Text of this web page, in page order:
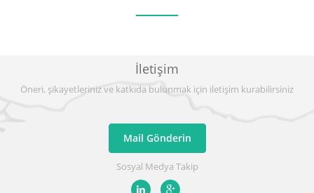
İletişim
Öneri, şikayetleriniz ve katkıda bulunmak için iletişim kurabilirsiniz
Mail Gönderin
Sosyal Medya Takip